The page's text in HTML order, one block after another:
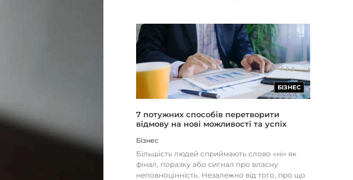
БІЗНЕС
7 потужних способів перетворити
відмову на нові можливості та успіх
Бізнес
Більшість людей сприймають слово «ні» як
фінал, поразку або сигнал про власну
неповноцінність. Незалежно від того, про що